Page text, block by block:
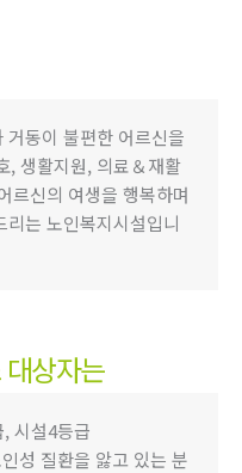
동이 불편한 어르신을
, 생활지원, 의료＆재활
르신의 여생을 행복하며
는 노인복지시설입니
상자는
시설4등급
성 질환을 앓고 있는 분